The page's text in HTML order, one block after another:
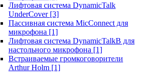
Лифтовая система DynamicTalk
UnderCover [3]
Пассивная система MicConnect для
микрофона [1]
Лифтовая система DynamicTalkB для
настольного микрофона [1]
Встраиваемые громкоговорители
Arthur Holm [1]